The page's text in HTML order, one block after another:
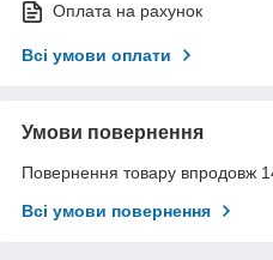
Оплата на рахунок
Всі умови оплати
Умови повернення
Повернення товару впродовж
Всі умови повернення